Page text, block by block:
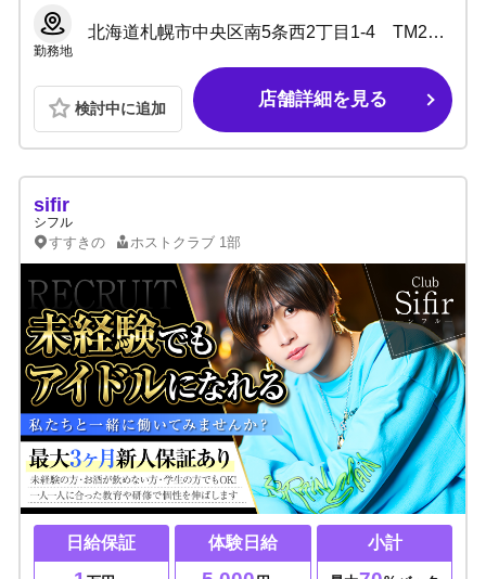
勤務地
北海道札幌市中央区南5条西2丁目1-4 TM26ビル 5F
検討中に追加 店舗詳細を見る
sifir
シフル
すすきの ホストクラブ 1部
日給保証 体験日給 小計